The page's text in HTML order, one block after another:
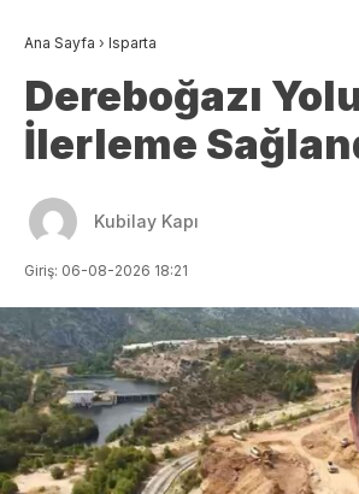
Ana Sayfa › Isparta
Dereboğazı
İlerleme
Kubilay Kapı
Giriş: 06-08-2026 18:21